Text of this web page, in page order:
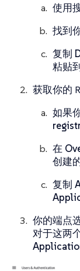
使用
找到
复制
粘贴
获取你的
如果
在
创建
复制
你的端点
对于这两